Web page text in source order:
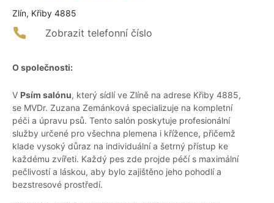
Zlín, Křiby 4885
Zobrazit telefonní číslo
O společnosti:
V Psím salónu, který sídlí ve Zlíně na adrese Křiby 4885,
se MVDr. Zuzana Zemánková specializuje na kompletní
péči a úpravu psů. Tento salón poskytuje profesionální
služby určené pro všechna plemena i křížence, přičemž
klade vysoký důraz na individuální a šetrný přístup ke
každému zvířeti. Každý pes zde projde péčí s maximální
pečlivostí a láskou, aby bylo zajištěno jeho pohodlí a
bezstresové prostředí.